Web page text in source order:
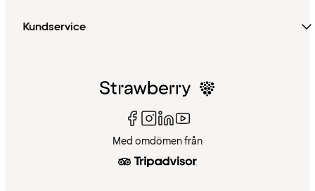
Kundservice
Med omdömen från